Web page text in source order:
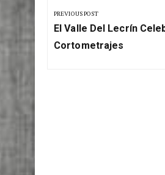
de
entradas
PREVIOUS POST
Previous
Post:
El Valle Del Lecrín
Cortometrajes